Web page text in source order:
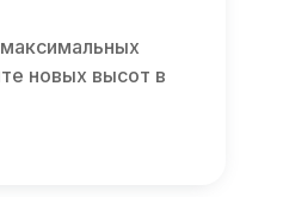
новых высот в